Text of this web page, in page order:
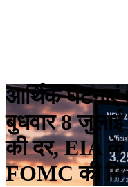
आर्थिक घटनाएं
बुधवार 8
की दर, EIA
FOMC की